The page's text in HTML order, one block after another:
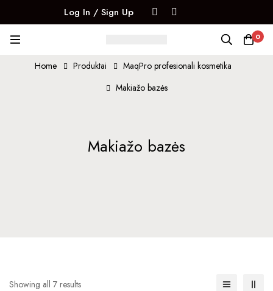
Log In / Sign Up
0
Home Produktai
MaqPro profesionali kosmetika
Makiažo bazės
Makiažo bazės
Showing all 7 results